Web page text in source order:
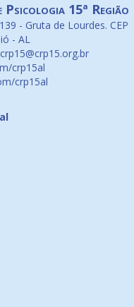
15ª Região
- Gruta de Lourdes. CEP
- AL
crp15al
crp15al